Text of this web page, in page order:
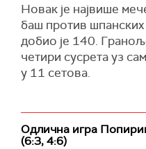
Новак је највише
баш против
добио је 140.
четири сусрета уз
у 11 сетова.
Одлична игра
(6:3, 4:6)